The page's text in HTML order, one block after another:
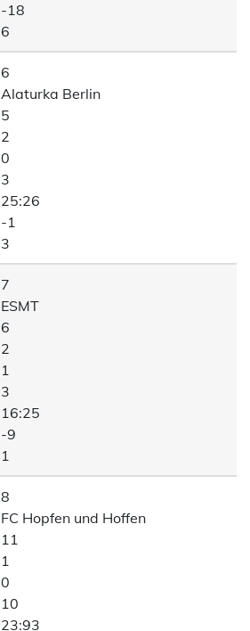
-18
6
6
Alaturka Berlin
5
2
0
3
25:26
-1
3
7
ESMT
6
2
1
3
16:25
-9
1
8
FC Hopfen und Hoffen
11
1
0
10
23:93